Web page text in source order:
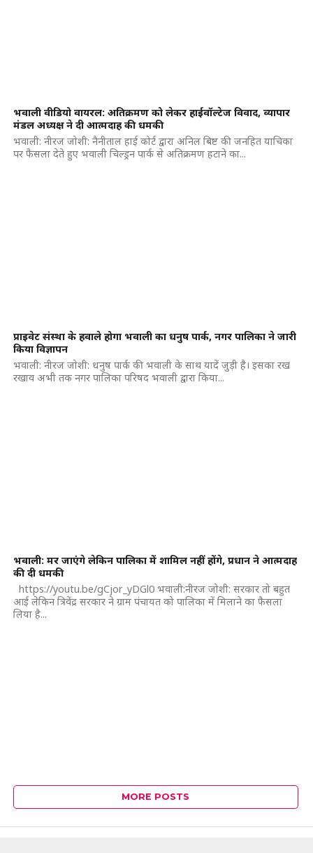
भवाली वीडियो वायरल: अतिक्रमण को लेकर हाईवॉल्टेज विवाद, व्यापार
मंडल अध्यक्ष ने दी आत्मदाह की धमकी
भवाली: नीरज जोशी: नैनीताल हाई कोर्ट द्वारा अनिल बिष्ट की जनहित याचिका
पर फैसला देते हुए भवाली चिल्ड्रन पार्क से अतिक्रमण हटाने का...
प्राइवेट संस्था के हवाले होगा भवाली का धनुष पार्क, नगर पालिका ने जारी
किया विज्ञापन
भवाली: नीरज जोशी: धनुष पार्क की भवाली के साथ यादें जुड़ी है। इसका रख
रखाव अभी तक नगर पालिका परिषद भवाली द्वारा किया...
भवाली: मर जाएंगे लेकिन पालिका में शामिल नहीं होंगे, प्रधान ने आत्मदाह
की दी धमकी
https://youtu.be/gCjor_yDGl0 भवाली:नीरज जोशी: सरकार तो बहुत
आई लेकिन त्रिवेंद्र सरकार ने ग्राम पंचायत को पालिका में मिलाने का फैसला
लिया है...
MORE POSTS